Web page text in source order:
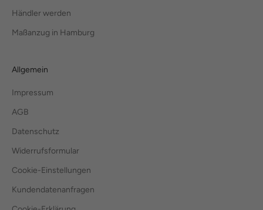
Händler werden
Maßanzug in Hamburg
Allgemein
Impressum
AGB
Datenschutz
Widerrufsformular
Cookie-Einstellungen
Kundendatenanfragen